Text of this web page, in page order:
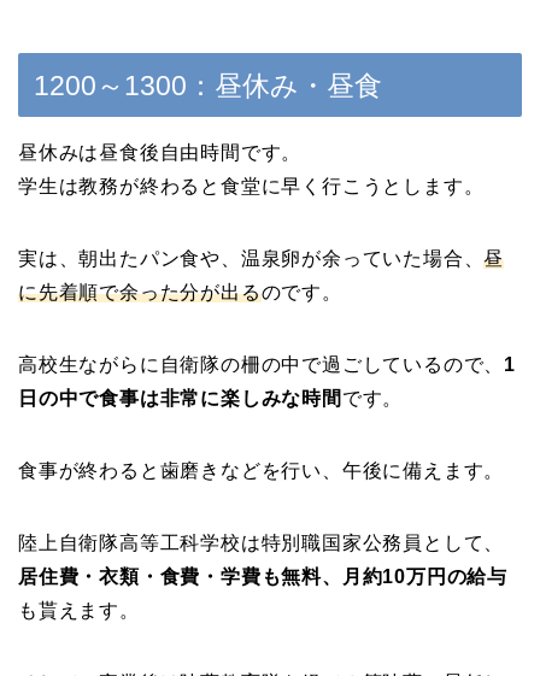
1200～1300：昼休み・昼食
昼休みは昼食後自由時間です。
学生は教務が終わると食堂に早く行こうとします。
実は、朝出たパン食や、温泉卵が余っていた場合、昼
に先着順で余った分が出るのです。
高校生ながらに自衛隊の柵の中で過ごしているので、 1
日の中で食事は非常に楽しみな時間 です。
食事が終わると歯磨きなどを行い、午後に備えます。
陸上自衛隊高等工科学校は特別職国家公務員として、
居住費・衣類・食費・学費も無料、月約10万円の給与
も貰えます。